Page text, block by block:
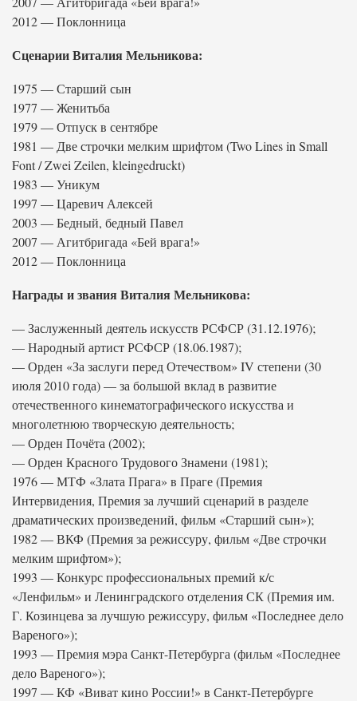
2012 — Поклонница
Сценарии Виталия Мельникова:
1975 — Старший сын
1977 — Женитьба
1979 — Отпуск в сентябре
1981 — Две строчки мелким шрифтом (Two Lines in Small
Font / Zwei Zeilen, kleingedruckt)
1983 — Уникум
1997 — Царевич Алексей
2003 — Бедный, бедный Павел
2007 — Агитбригада «Бей врага!»
2012 — Поклонница
Награды и звания Виталия Мельникова:
— Заслуженный деятель искусств РСФСР (31.12.1976);
— Народный артист РСФСР (18.06.1987);
— Орден «За заслуги перед Отечеством» IV степени (30
июля 2010 года) — за большой вклад в развитие
отечественного кинематографического искусства и
многолетнюю творческую деятельность;
— Орден Почёта (2002);
— Орден Красного Трудового Знамени (1981);
1976 — МТФ «Злата Прага» в Праге (Премия
Интервидения, Премия за лучший сценарий в разделе
драматических произведений, фильм «Старший сын»);
1982 — ВКФ (Премия за режиссуру, фильм «Две строчки
мелким шрифтом»);
1993 — Конкурс профессиональных премий к/с
«Ленфильм» и Ленинградского отделения СК (Премия им.
Г. Козинцева за лучшую режиссуру, фильм «Последнее дело
Вареного»);
1993 — Премия мэра Санкт-Петербурга (фильм «Последнее
дело Вареного»);
1997 — КФ «Виват кино России!» в Санкт-Петербурге